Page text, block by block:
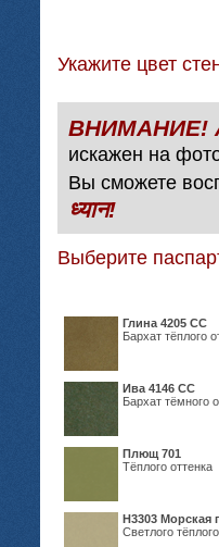
Укажите цвет
искажен на
Вы сможете
ध्यान!
Выберите
Глина 4205 СС
Бархат тёплого
Ива 4146 СС
Бархат тёмного
Плющ 701
Тёплого оттенка
H3303 Морская
Светлого